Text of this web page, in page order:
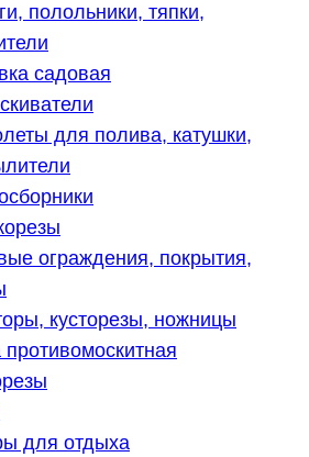
полольники, тяпки,
садовая
для полива, катушки,
ограждения, покрытия,
кусторезы, ножницы
противомоскитная
для отдыха